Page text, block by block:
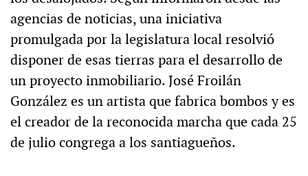
agencias de noticias, una iniciativa
promulgada por la legislatura local resolvió
disponer de esas tierras para el desarrollo de
un proyecto inmobiliario. José Froilán
González es un artista que fabrica bombos y es
el creador de la reconocida marcha que cada 25
de julio congrega a los santiagueños.